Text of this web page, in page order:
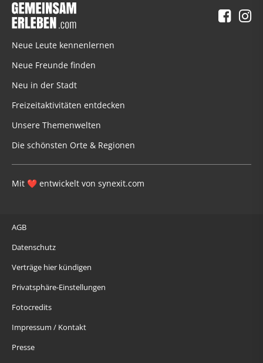
Neue Leute kennenlernen
Neue Freunde finden
Neu in der Stadt
Freizeitaktivitäten entdecken
Unsere Themenwelten
Die schönsten Orte & Regionen
Mit ❤ entwickelt von synexit.com
AGB
Datenschutz
Verträge hier kündigen
Privatsphäre-Einstellungen
Fotocredits
Impressum / Kontakt
Presse